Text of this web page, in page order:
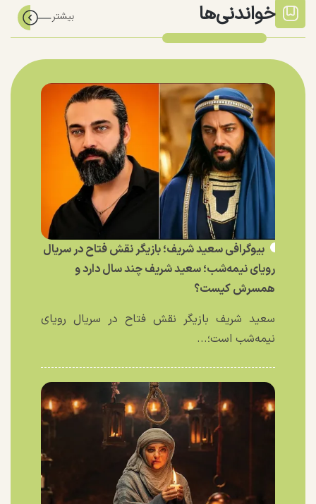
خواندنی‌ها
بیوگرافی سعید شریف؛ بازیگر نقش فتاح در سریال
رویای نیمه‌شب؛ سعید شریف چند سال دارد و
همسرش کیست؟
سعید شریف بازیگر نقش فتاح در سریال رویای
نیمه‌شب است؛...